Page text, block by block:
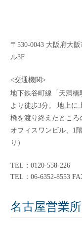
〒530-0043 大阪府大
ル3F
<交通機関>
地下鉄谷町線「天満橋
より徒歩3分。 地上に
橋を渡り終えたところ
オフィスワンビル、1
り）
TEL：0120-558-226
TEL：06-6352-8553
名古屋営業所